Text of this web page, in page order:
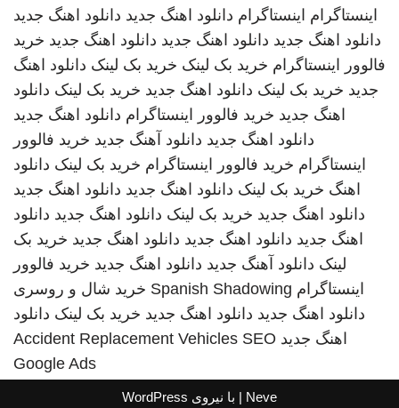
اینستاگرام اینستاگرام دانلود اهنگ جدید دانلود اهنگ جدید
دانلود اهنگ جدید دانلود اهنگ جدید دانلود اهنگ جدید خرید
فالوور اینستاگرام خرید بک لینک خرید بک لینک دانلود اهنگ
جدید خرید بک لینک دانلود اهنگ جدید خرید بک لینک دانلود
اهنگ جدید خرید فالوور اینستاگرام دانلود اهنگ جدید
دانلود اهنگ جدید دانلود آهنگ جدید خرید فالوور
اینستاگرام خرید فالوور اینستاگرام خرید بک لینک دانلود
اهنگ خرید بک لینک دانلود اهنگ جدید دانلود اهنگ جدید
دانلود اهنگ جدید خرید بک لینک دانلود اهنگ جدید دانلود
اهنگ جدید دانلود اهنگ جدید دانلود اهنگ جدید خرید بک
لینک دانلود آهنگ جدید دانلود اهنگ جدید خرید فالوور
اینستاگرام Spanish Shadowing خرید شال و روسری
دانلود اهنگ جدید دانلود اهنگ جدید خرید بک لینک دانلود
اهنگ جدید
Accident Replacement Vehicles SEO
Google Ads
Neve | با نیروی WordPress